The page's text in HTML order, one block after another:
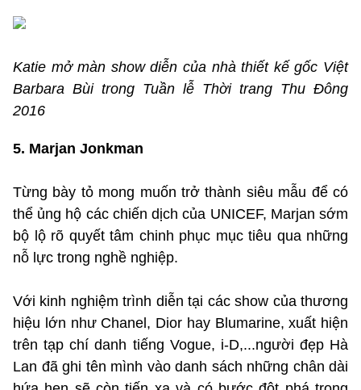
Katie mở màn show diễn của nhà thiết kế gốc Việt
Barbara Bùi trong Tuần lễ Thời trang Thu Đông
2016
5. Marjan Jonkman
Từng bày tỏ mong muốn trở thành siêu mẫu để có
thể ủng hộ các chiến dịch của UNICEF, Marjan sớm
bộ lộ rõ quyết tâm chinh phục mục tiêu qua những
nỗ lực trong nghề nghiệp.
Với kinh nghiệm trình diễn tại các show của thương
hiệu lớn như Chanel, Dior hay Blumarine, xuất hiện
trên tạp chí danh tiếng Vogue, i-D,...người đẹp Hà
Lan đã ghi tên mình vào danh sách những chân dài